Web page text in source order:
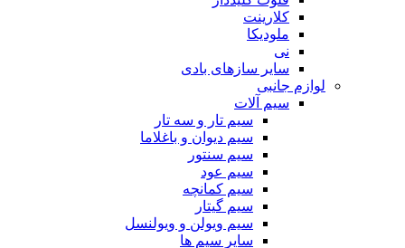
کلارینت
ملودیکا
نی
سایر سازهای بادی
لوازم جانبی
سیم آلات
سیم تار و سه تار
سیم دیوان و باغلاما
سیم سنتور
سیم عود
سیم کمانچه
سیم گیتار
سیم ویولن و ویولنسل
سایر سیم ها